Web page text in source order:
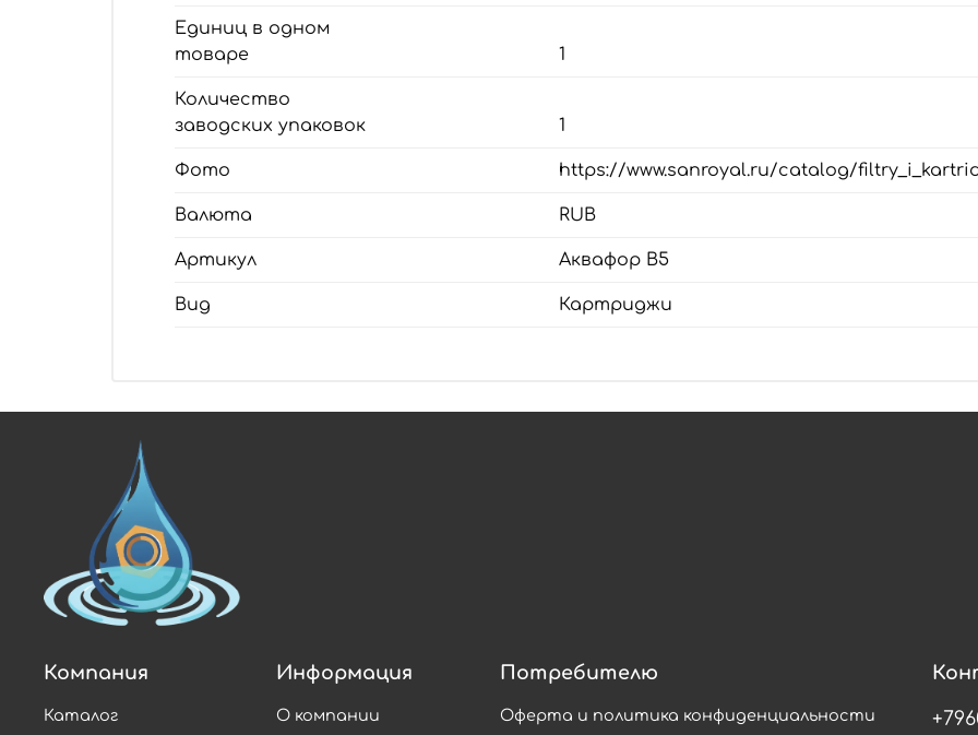
Единиц в одном
товаре
1
Количество
заводских упаковок
1
Фото https://www.sanroyal.ru/catalog/
Валюта RUB
Артикул Аквафор В5
Вид Картриджи
Компания
Каталог
Информация
О компании
Потребителю
Оферта и политика конфиденциальности